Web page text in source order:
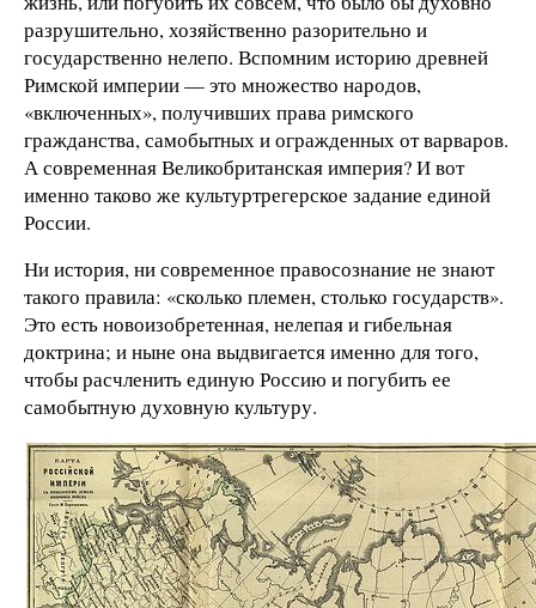
разрушительно, хозяйственно разорительно и
государственно нелепо. Вспомним историю древней
Римской империи — это множество народов,
«включенных», получивших права римского
гражданства, самобытных и огражденных от варваров.
А современная Великобританская империя? И вот
именно таково же культуртрегерское задание единой
России.
Ни история, ни современное правосознание не знают
такого правила: «сколько племен, столько государств».
Это есть новоизобретенная, нелепая и гибельная
доктрина; и ныне она выдвигается именно для того,
чтобы расчленить единую Россию и погубить ее
самобытную духовную культуру.